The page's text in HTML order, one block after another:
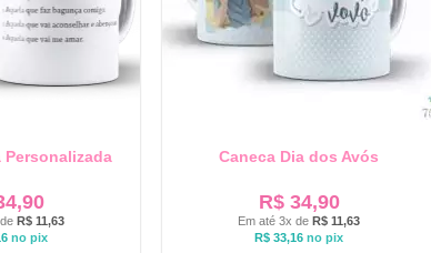
Personalizada
deR$ 11,63
no pix
Caneca Dia dos Avós
R$34,90
Em até 3x deR$ 11,63
R$ 33,16 no pix